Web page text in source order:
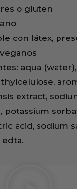
o gluten
con látex,
aqua
extract,
potassium
acid, sodium
edta.